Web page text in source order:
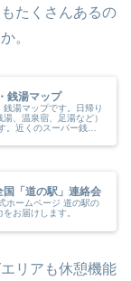
たくさんあるの
。
銭湯マップ
湯マップです。日帰り
、温泉宿、足湯など）
近くのスーパー銭湯
「道の駅」連絡会
ホームページ 道の駅の
お届けします。
リアも休憩機能